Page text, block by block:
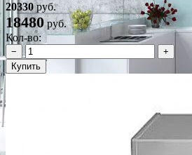
20330руб.
18480руб.
Кол-во:
−
+
Купить